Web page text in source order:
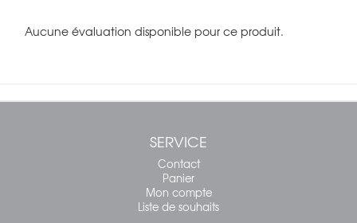
Aucune évaluation disponible pour ce produit.
SERVICE
Contact
Panier
Mon compte
Liste de souhaits